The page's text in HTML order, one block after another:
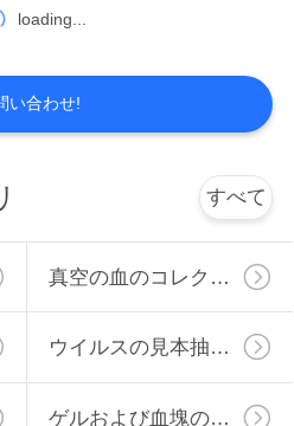
血の管
ヘパリン
49
loading...
い合わせ!
すべて
真空の血のコレクションの管
ウイルスの見本抽出管
ゲルおよび血塊の活性剤の管